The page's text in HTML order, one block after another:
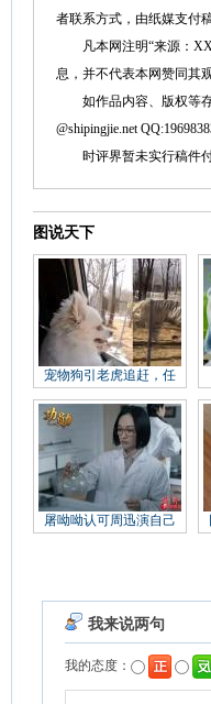
者联系方式，由纸媒支付
凡本网注明“来源：
息，并不代表本网赞同其
如作品内容、版权等存
@shipingjie.net
时评界暂未实行稿件付
图说天下
宠物狗引老虎追赶，任
屠呦呦认可周迅演自己